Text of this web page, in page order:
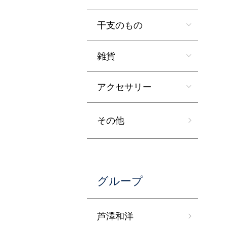
干支のもの
雑貨
アクセサリー
その他
グループ
芦澤和洋